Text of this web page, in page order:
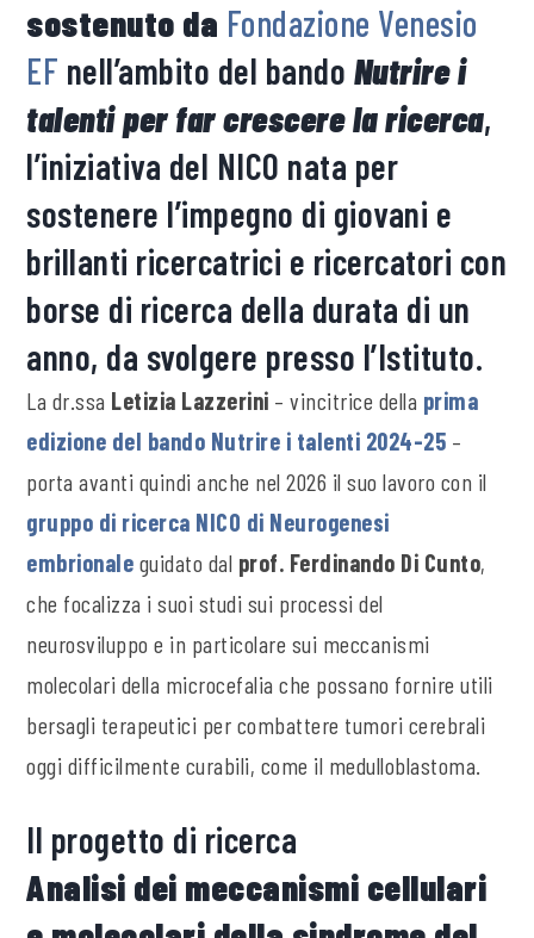
sostenuto da Fondazione Venesio
EF nell’ambito del bando Nutrire i
talenti per far crescere la ricerca,
l’iniziativa del NICO nata per
sostenere l’impegno di giovani e
brillanti ricercatrici e ricercatori con
borse di ricerca della durata di un
anno, da svolgere presso l’Istituto.
La dr.ssa Letizia Lazzerini – vincitrice della prima
edizione del bando Nutrire i talenti 2024-25 –
porta avanti quindi anche nel 2026 il suo lavoro con il
gruppo di ricerca NICO di Neurogenesi
embrionale guidato dal prof. Ferdinando Di Cunto,
che focalizza i suoi studi sui processi del
neurosviluppo e in particolare sui meccanismi
molecolari della microcefalia che possano fornire utili
bersagli terapeutici per combattere tumori cerebrali
oggi difficilmente curabili, come il medulloblastoma.
Il progetto di ricerca
Analisi dei meccanismi cellulari